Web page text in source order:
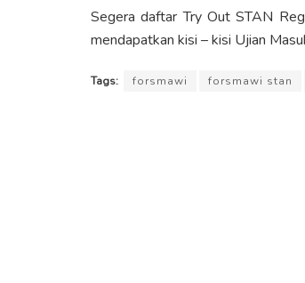
Segera daftar Try Out STAN
mendapatkan kisi – kisi Ujian
Tags: forsmawi forsmawi stan